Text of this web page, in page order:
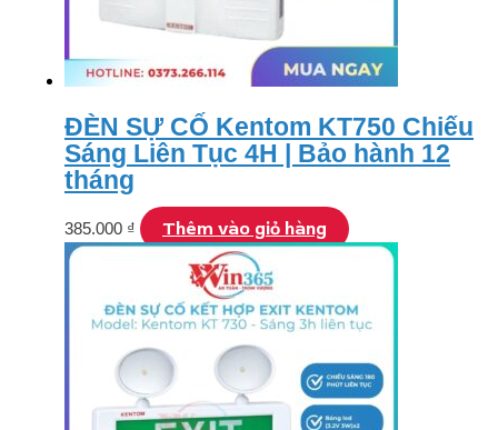
ĐÈN SỰ CỐ Kentom KT750 Chiếu
Sáng Liên Tục 4H | Bảo hành 12
tháng
385.000 ₫ Thêm vào giỏ hàng